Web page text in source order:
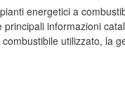
energetici a
principali informazioni
utilizzato, la